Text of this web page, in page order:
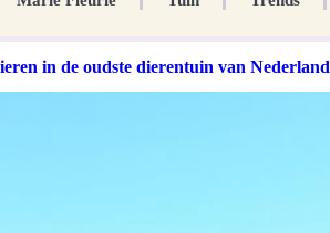
in de oudste dierentuin van Nederland